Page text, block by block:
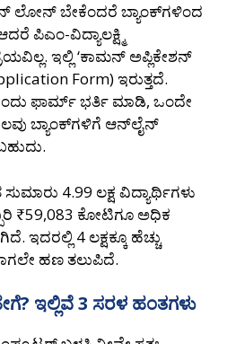
ಲೋನ್ ಬೇಕೆಂದರೆ ಬ್ಯಾಂಕ್‌ಗಳಿಂದ
ಪಿಎಂ-ವಿದ್ಯಾಲಕ್ಷ್ಮಿ
ಇಲ್ಲಿ ‘ಕಾಮನ್ ಅಪ್ಲಿಕೇಶನ್
Form) ಇರುತ್ತದೆ.
ಫಾರ್ಮ್ ಭರ್ತಿ ಮಾಡಿ, ಒಂದೇ
ಬ್ಯಾಂಕ್‌ಗಳಿಗೆ ಆನ್‌ಲೈನ್
4.99 ಲಕ್ಷ ವಿದ್ಯಾರ್ಥಿಗಳು
₹59,083 ಕೋಟಿಗೂ ಅಧಿಕ
ಇದರಲ್ಲಿ 4 ಲಕ್ಷಕ್ಕೂ ಹೆಚ್ಚು
ಹಣ ತಲುಪಿದೆ.
ಇಲ್ಲಿವೆ 3 ಸರಳ ಹಂತಗಳು